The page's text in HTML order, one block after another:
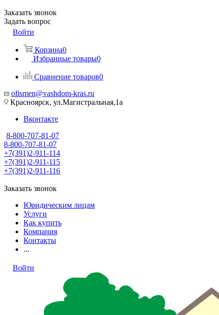
Заказать звонок
Задать вопрос
Войти
Корзина0
Избранные товары0
Сравнение товаров0
ofismen@vashdom-kras.ru
Красноярск, ул.Магистральная,1а
Вконтакте
8-800-707-81-07
8-800-707-81-07
+7(391)2-911-114
+7(391)2-911-115
+7(391)2-911-116
Заказать звонок
Юридическим лицам
Услуги
Как купить
Компания
Контакты
...
Войти